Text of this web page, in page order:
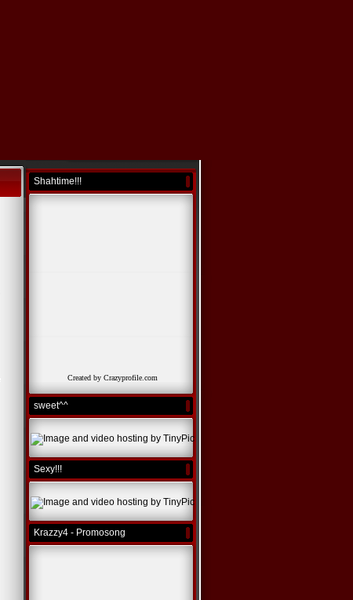
Shahtime!!!
Created by Crazyprofile.com
sweet^^
Sexy!!!
Krazzy4 - Promosong